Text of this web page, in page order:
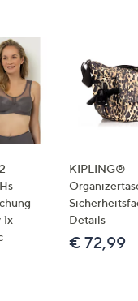
KIPLING®
Details
€ 72,99